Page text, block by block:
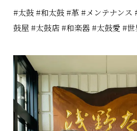
#太鼓 #和太鼓 #革 #メンテナン
鼓屋 #太鼓店 #和楽器 #太鼓愛 #世